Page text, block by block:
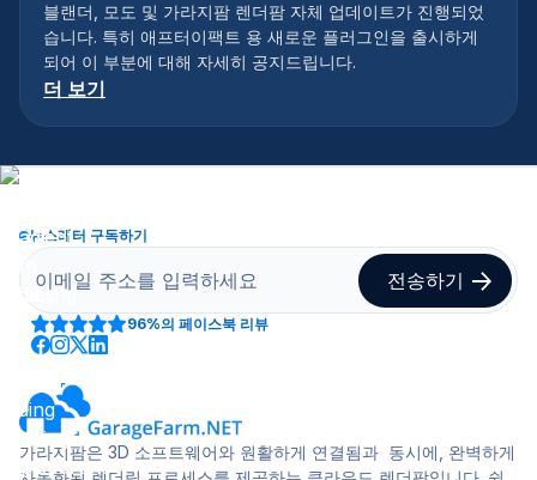
블랜더, 모도 및 가라지팜 렌더팜 자체 업데이트가 진행되었
습니다. 특히 애프터이팩트 용 새로운 플러그인을 출시하게
되어 이 부분에 대해 자세히 공지드립니다.
더 보기
뉴스레터 구독하기
96%의 페이스북 리뷰
가라지팜은 3D 소프트웨어와 원활하게 연결됨과 동시에, 완벽하게